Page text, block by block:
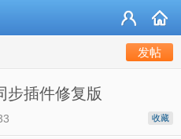
发帖
步插件修复版
收藏